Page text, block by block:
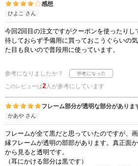
感想
ひよこ さん
今回2回目の注文ですがクーポンを使ったりし
待しておらず予備用に買っておこうぐらいの
た目も良いので普段用に使っています。
参考になりましたか？
このレビューは2人が参考にしています
フレーム部分が透明な部分がありま
かあや さん
フレームが全て黒だと思っていたのですが、
縁フレームが透明の部部があります。真正面
から見ると透明です。
（耳にかける部分は黒です）